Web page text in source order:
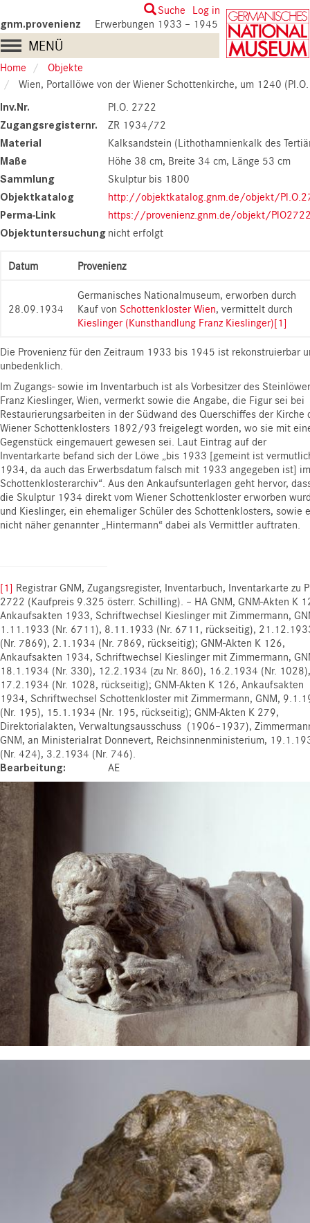
to
main
content
User
account
menu
Suche Log in
gnm.provenienz Erwerbungen 1933 – 1945
Main
navigation
MENÜ
Home
Objekte
Wien, Portallöwe von der Wiener Schottenkirche, um 1240
Inv.Nr. Pl.O. 2722
Zugangsregisternr. ZR 1934/72
Material Kalksandstein (Lithothamnienkalk des
Maße Höhe 38 cm Breite 34 cm Länge 53 cm
Sammlung Skulptur bis 1800
Objektkatalog http://objektkatalog.gnm.de/objekt/
Perma-Link https://provenienz.gnm.de/objekt/
Objektuntersuchung nicht erfolgt
Datum Provenienz
28.09.1934
Germanisches Nationalmuseum, erworben durch
Kauf von Schottenkloster Wien, vermittelt durch
Kieslinger (Kunsthandlung Franz Kieslinger)[1]
Die Provenienz für den Zeitraum 1933 bis 1945 ist rekonstruierbar
unbedenklich.
Im Zugangs- sowie im Inventarbuch ist als Vorbesitzer des
Franz Kieslinger, Wien, vermerkt sowie die Angabe, die Figur sei bei
Restaurierungsarbeiten in der Südwand des Querschiffes der Kirche
Wiener Schottenklosters 1892/93 freigelegt worden, wo sie mit
Gegenstück eingemauert gewesen sei. Laut Eintrag auf der
Inventarkarte befand sich der Löwe „bis 1933 [gemeint ist
1934, da auch das Erwerbsdatum falsch mit 1933 angegeben ist] im
Schottenklosterarchiv“. Aus den Ankaufsunterlagen geht hervor,
die Skulptur 1934 direkt vom Wiener Schottenkloster erworben
und Kieslinger, ein ehemaliger Schüler des Schottenklosters, sowie
nicht näher genannter „Hintermann“ dabei als Vermittler auftraten.
[1] Registrar GNM, Zugangsregister, Inventarbuch, Inventarkarte zu
2722 (Kaufpreis 9.325 österr. Schilling). – HA GNM, GNM-Akten K
Ankaufsakten 1933, Schriftwechsel Kieslinger mit Zimmermann,
1.11.1933 (Nr. 6711), 8.11.1933 (Nr. 6711, rückseitig),
(Nr. 7869), 2.1.1934 (Nr. 7869, rückseitig); GNM-Akten K 126,
Ankaufsakten 1934, Schriftwechsel Kieslinger mit Zimmermann,
18.1.1934 (Nr. 330), 12.2.1934 (zu Nr. 860), 16.2.1934 (Nr. 1028),
17.2.1934 (Nr. 1028, rückseitig); GNM-Akten K 126, Ankaufsakten
1934, Schriftwechsel Schottenkloster mit Zimmermann, GNM,
(Nr. 195), 15.1.1934 (Nr. 195, rückseitig); GNM-Akten K 279,
Direktorialakten, Verwaltungsausschuss (1906–1937),
GNM, an Ministerialrat Donnevert, Reichsinnenministerium,
(Nr. 424), 3.2.1934 (Nr. 746).
Bearbeitung AE